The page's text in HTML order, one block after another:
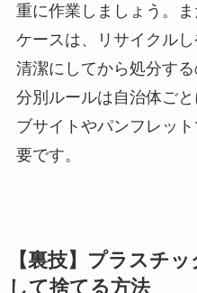
重に作業しましょう。
ケースは、リサイクル
清潔にしてから処分す
分別ルールは自治体ご
ブサイトやパンフレッ
要です。
【裏技】プラスチ
して捨てる方法